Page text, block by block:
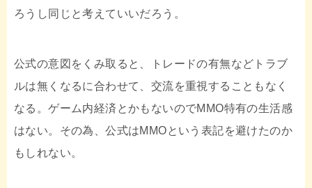
ろうし同じと考えていいだろう。
公式の意図をくみ取ると、トレードの有無などトラブ
ルは無くなるに合わせて、交流を重視することもなく
なる。ゲーム内経済とかもないのでMMO特有の生活感
はない。その為、公式はMMOという表記を避けたのか
もしれない。